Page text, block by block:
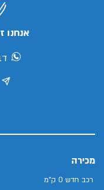
אנחנו
מכירה
רכב חדש 0 ק"מ